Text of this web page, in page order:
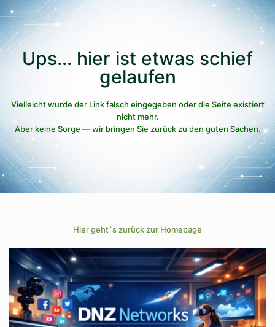
Ups… hier ist etwas schief
gelaufen
Vielleicht wurde der Link falsch eingegeben oder die Seite existiert
nicht mehr.
Aber keine Sorge — wir bringen Sie zurück zu den guten Sachen.
Hier geht`s zurück zur Homepage